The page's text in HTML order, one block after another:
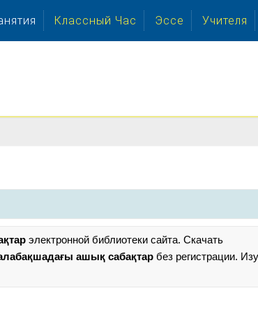
Классный Час Эссе Учителя
электронной библиотеки сайта. Скачать
ашық сабақтар без регистрации.